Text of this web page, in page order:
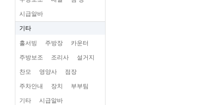
시급알바
기타
홀서빙 주방장 카운터
주방보조 조리사 설거지
찬모 영양사 점장
주차안내 장치 부부팀
기타 시급알바